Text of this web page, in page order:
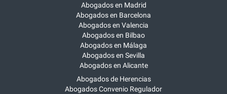
Abogados en Madrid
Abogados en Barcelona
Abogados en Valencia
Abogados en Bilbao
Abogados en Málaga
Abogados en Sevilla
Abogados en Alicante
Abogados de Herencias
Abogados Convenio Regulador